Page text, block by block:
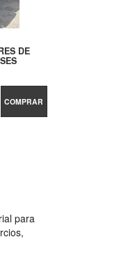
DE
COMPRAR
para